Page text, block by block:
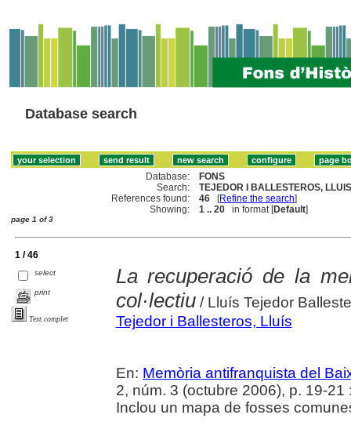
Database search
Database:
FONS
Search:
TEJEDOR I BALLESTEROS,
References found:
46 [Refine the search]
Showing:
1 .. 20 in format [Default]
page 1 of 3
1 / 46
select
print
Text complet
La recuperació de la
col·lectiu/ Lluís Tejedor
Tejedor i Ballesteros, Lluís
En: Memòria antifranquista del
2, núm. 3 (octubre 2006), p. 19-21
Inclou un mapa de fosses